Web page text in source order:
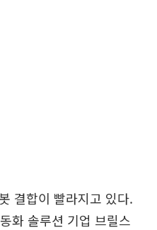
결합이 빨라지고 있다.
화 솔루션 기업 브릴스